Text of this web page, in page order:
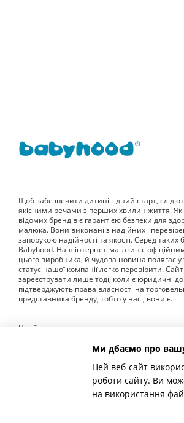
Щоб забезпечити дитині гідний старт, слід
якісними речами з перших хвилин життя.
відомих брендів є гарантією безпеки для
малюка. Вони виконані з надійних і
запорукою надійності та якості. Серед таких
Babyhood. Наш інтернет-магазин є
цього виробника, й чудова новина полягає
статус нашої компанії легко перевірити.
зареєструвати лише тоді, коли є юридичні
підтверджують права власності на
представника бренду, тобто у нас , вони є.
Приймаємо до оплати
Ми дбаємо про
Цей веб-сайт
роботи сайту. Ви
на використання